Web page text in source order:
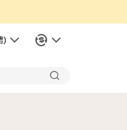
)